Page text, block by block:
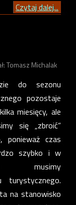
Czytaj dalej...
Tomasz Michalak
do sezonu
pozostaje
miesięcy, ale
się „zbroić”
ponieważ czas
szybko i w
musimy
turystycznego.
na stanowisko